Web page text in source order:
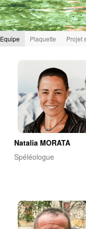
Equipe Plaquette Projet
Natalia MORATA
Spéléologue